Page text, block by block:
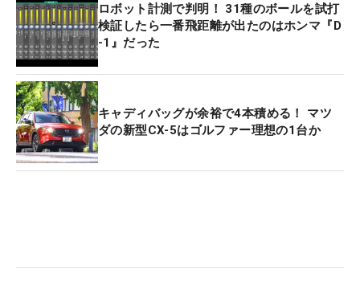
ロボット計測で判明！ 31種のボールを試打
検証したら一番飛距離が出たのはホンマ『D
-1』だった
キャディバッグが余裕で4本積める！ マツ
ダの新型CX-5はゴルファー理想の1台か